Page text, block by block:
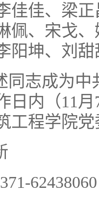
佳佳、梁
佩、宋戈
阳坤、刘
同志成为
日内（11
工程学院
62438060